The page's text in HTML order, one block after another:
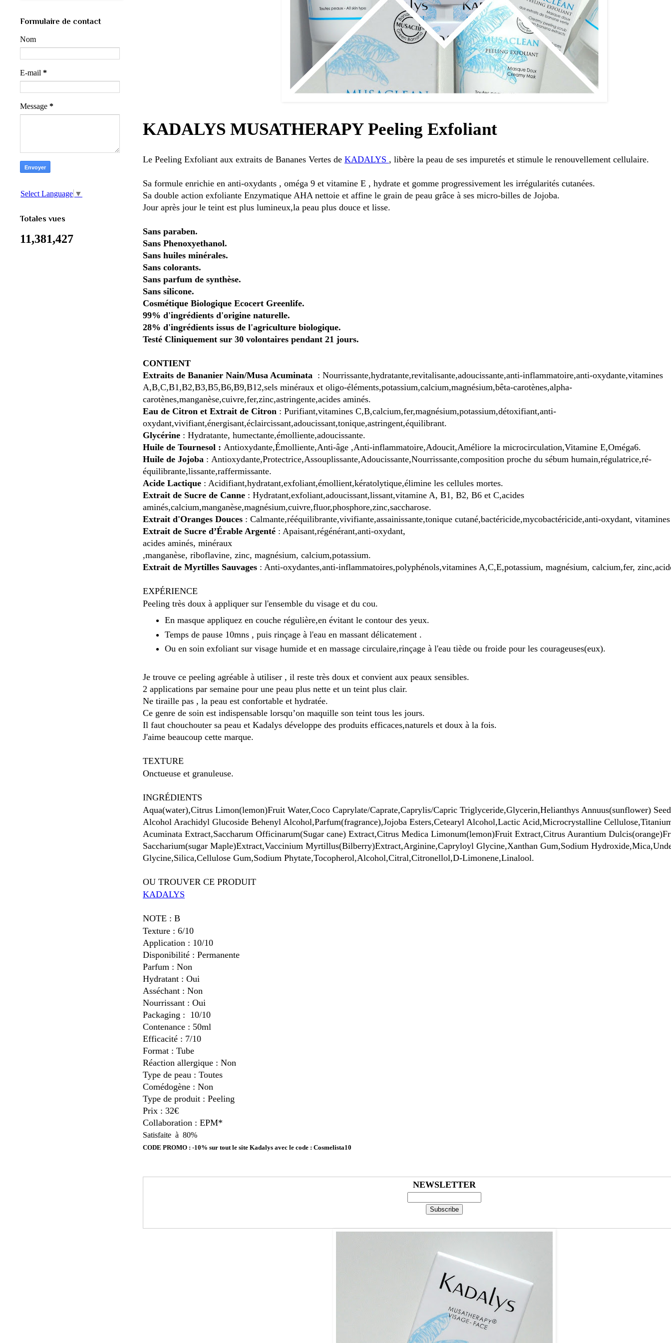
KADALYS MUSATHERAPY Peeling Exfoliant
Le Peeling Exfoliant aux extraits de Bananes Vertes de KADALYS , libère la peau de ses impuretés et stimule le renouvellement cellulaire.
Sa formule enrichie en anti-oxydants , oméga 9 et vitamine E , hydrate et gomme progressivement les irrégularités cutanées.
Sa double action exfoliante Enzymatique AHA nettoie et affine le grain de peau grâce à ses micro-billes de Jojoba.
Jour après jour le teint est plus lumineux,la peau plus douce et lisse.
Sans paraben.
Sans Phenoxyethanol.
Sans huiles minérales.
Sans colorants.
Sans parfum de synthèse.
Sans silicone.
Cosmétique Biologique Ecocert Greenlife.
99% d'ingrédients d'origine naturelle.
28% d'ingrédients issus de l'agriculture biologique.
Testé Cliniquement sur 30 volontaires pendant 21 jours.
CONTIENT
Extraits de Bananier Nain/Musa Acuminata : Nourrissante,hydratante,revitalisante,adoucissante,anti-inflammatoire,anti-oxydante,vitamines
A,B,C,B1,B2,B3,B5,B6,B9,B12,sels minéraux et oligo-éléments,potassium,calcium,magnésium,bêta-carotènes,alpha-
carotènes,manganèse,cuivre,fer,zinc,astringente,acides aminés.
Eau de Citron et Extrait de Citron : Purifiant,vitamines C,B,calcium,fer,magnésium,potassium,détoxifiant,anti-
oxydant,vivifiant,énergisant,éclaircissant,adoucissant,tonique,astringent,équilibrant.
Glycérine : Hydratante, humectante,émolliente,adoucissante.
Huile de Tournesol : Antioxydante,Émolliente,Anti-âge ,Anti-inflammatoire,Adoucit,Améliore la microcirculation,Vitamine E,Oméga6.
Huile de Jojoba : Antioxydante,Protectrice,Assouplissante,Adoucissante,Nourrissante,composition proche du sébum humain,régulatrice,ré-
équilibrante,lissante,raffermissante.
Acide Lactique : Acidifiant,hydratant,exfoliant,émollient,kératolytique,élimine les cellules mortes.
Extrait de Sucre de Canne : Hydratant,exfoliant,adoucissant,lissant,vitamine A, B1, B2, B6 et C,acides
aminés,calcium,manganèse,magnésium,cuivre,fluor,phosphore,zinc,saccharose.
Extrait d'Oranges Douces : Calmante,rééquilibrante,vivifiante,assainissante,tonique cutané,bactéricide,mycobactéricide,anti-oxydant,
Extrait de Sucre d’Érable Argenté : Apaisant,régénérant,anti-oxydant,
acides aminés, minéraux
,manganèse, riboflavine, zinc, magnésium, calcium,potassium.
Extrait de Myrtilles Sauvages : Anti-oxydantes,anti-inflammatoires,polyphénols,vitamines A,C,E,potassium, magnésium, calcium,fer,
EXPÉRIENCE
Peeling très doux à appliquer sur l'ensemble du visage et du cou.
En masque appliquez en couche régulière,en évitant le contour des yeux.
Temps de pause 10mns , puis rinçage à l'eau en massant délicatement .
Ou en soin exfoliant sur visage humide et en massage circulaire,rinçage à l'eau tiède ou froide pour les courageuses(eux).
Je trouve ce peeling agréable à utiliser , il reste très doux et convient aux peaux sensibles.
2 applications par semaine pour une peau plus nette et un teint plus clair.
Ne tiraille pas , la peau est confortable et hydratée.
Ce genre de soin est indispensable lorsqu’on maquille son teint tous les jours.
Il faut chouchouter sa peau et Kadalys développe des produits efficaces,naturels et doux à la fois.
J'aime beaucoup cette marque.
TEXTURE
Onctueuse et granuleuse.
INGRÉDIENTS
Aqua(water),Citrus Limon(lemon)Fruit Water,Coco Caprylate/Caprate,Caprylis/Capric Triglyceride,Glycerin,Helianthys Annuus(sunflower)
Alcohol Arachidyl Glucoside Behenyl Alcohol,Parfum(fragrance),Jojoba Esters,Cetearyl Alcohol,Lactic Acid,Microcrystalline
Acuminata Extract,Saccharum Officinarum(Sugar cane) Extract,Citrus Medica Limonum(lemon)Fruit Extract,Citrus Aurantium
Saccharium(sugar Maple)Extract,Vaccinium Myrtillus(Bilberry)Extract,Arginine,Capryloyl Glycine,Xanthan Gum,Sodium
Glycine,Silica,Cellulose Gum,Sodium Phytate,Tocopherol,Alcohol,Citral,Citronellol,D-Limonene,Linalool.
OU TROUVER CE PRODUIT
KADALYS
NOTE : B
Texture : 6/10
Application : 10/10
Disponibilité : Permanente
Parfum : Non
Hydratant : Oui
Asséchant : Non
Nourrissant : Oui
Packaging : 10/10
Contenance : 50ml
Efficacité : 7/10
Format : Tube
Réaction allergique : Non
Type de peau : Toutes
Comédogène : Non
Type de produit : Peeling
Prix : 32€
Collaboration : EPM*
Satisfaite à 80%
CODE PROMO : -10% sur tout le site Kadalys avec le code : Cosmelista10
NEWSLETTER
Formulaire de contact
Nom
E-mail *
Message *
Select Language ▼
Totales vues
11,381,427